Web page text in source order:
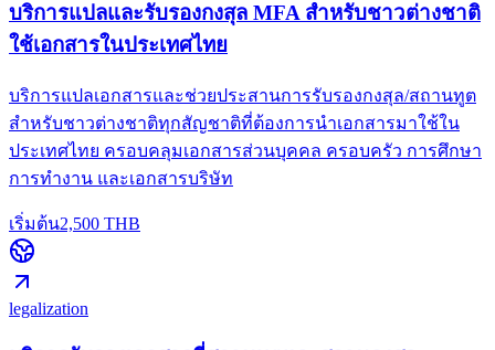
บริการแปลและรับรองกงสุล MFA สำหรับชาวต่างชาติ
ใช้เอกสารในประเทศไทย
บริการแปลเอกสารและช่วยประสานการรับรองกงสุล/สถานทูต
สำหรับชาวต่างชาติทุกสัญชาติที่ต้องการนำเอกสารมาใช้ใน
ประเทศไทย ครอบคลุมเอกสารส่วนบุคคล ครอบครัว การศึกษา
การทำงาน และเอกสารบริษัท
เริ่มต้น2,500 THB
legalization